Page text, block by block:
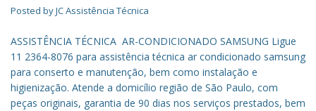
Posted byJC Assistência Técnica
ASSISTÊNCIA TÉCNICA AR-CONDICIONADO SAMSUNG Ligue
11 2364-8076 para assistência técnica ar condicionado samsung
para conserto e manutenção, bem como instalação e
higienização. Atende a domicílio região de São Paulo, com
peças originais, garantia de 90 dias nos serviços prestados, bem